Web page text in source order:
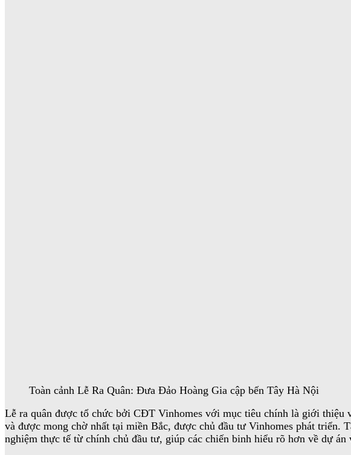
Toàn cảnh Lễ Ra Quân: Đưa Đảo Hoàng Gia cập bến Tây Hà Nội
Lễ ra quân được tổ chức bởi CĐT Vinhomes với mục tiêu chính là giới thiệu
và được mong chờ nhất tại miền Bắc, được chủ đầu tư Vinhomes phát triển.
nghiệm thực tế từ chính chủ đầu tư, giúp các chiến binh hiểu rõ hơn về dự